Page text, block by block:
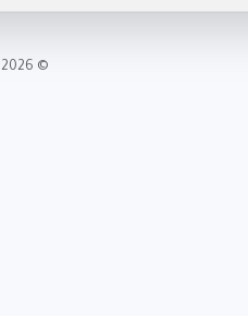
© 2026 التنظيم الهيكلي - جميع الحقوق محفوظة.